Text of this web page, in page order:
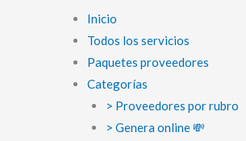
Inicio
Todos los servicios
Paquetes proveedores
Categorías
> Proveedores por rubro
> Genera online 💸